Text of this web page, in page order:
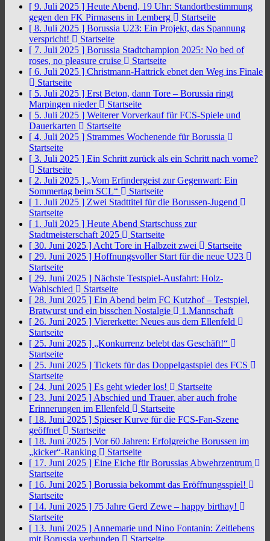
[ 9. Juli 2025 ] Heute Abend, 19 Uhr: Standortbestimmung
gegen den FK Pirmasens in Lemberg
Startseite
[ 8. Juli 2025 ] Borussia U23: Ein Projekt, das Spannung
verspricht!
Startseite
[ 7. Juli 2025 ] Borussia Stadtchampion 2025: No bed of
roses, no pleasure cruise
Startseite
[ 6. Juli 2025 ] Christmann-Hattrick ebnet den Weg ins Finale
Startseite
[ 5. Juli 2025 ] Erst Beton, dann Tore – Borussia ringt
Marpingen nieder
Startseite
[ 5. Juli 2025 ] Weiterer Vorverkauf für FCS-Spiele und
Dauerkarten
Startseite
[ 4. Juli 2025 ] Strammes Wochenende für Borussia
Startseite
[ 3. Juli 2025 ] Ein Schritt zurück als ein Schritt nach vorne?
Startseite
[ 2. Juli 2025 ] „Vom Erfindergeist zur Gegenwart: Ein
Sommertag beim SCL“
Startseite
[ 1. Juli 2025 ] Zwei Stadttitel für die Borussen-Jugend
Startseite
[ 1. Juli 2025 ] Heute Abend Startschuss zur
Stadtmeisterschaft 2025
Startseite
[ 30. Juni 2025 ] Acht Tore in Halbzeit zwei
Startseite
[ 29. Juni 2025 ] Hoffnungsvoller Start für die neue U23
Startseite
[ 29. Juni 2025 ] Nächste Testspiel-Ausfahrt: Holz-
Wahlschied
Startseite
[ 28. Juni 2025 ] Ein Abend beim FC Kutzhof – Testspiel,
Bratwurst und ein bisschen Nostalgie
1.Mannschaft
[ 26. Juni 2025 ] Viererkette: Neues aus dem Ellenfeld
Startseite
[ 25. Juni 2025 ] „Konkurrenz belebt das Geschäft!“
Startseite
[ 25. Juni 2025 ] Tickets für das Doppelgastspiel des FCS
Startseite
[ 24. Juni 2025 ] Es geht wieder los!
Startseite
[ 23. Juni 2025 ] Abschied und Trauer, aber auch frohe
Erinnerungen im Ellenfeld
Startseite
[ 18. Juni 2025 ] Spieser Kurve für die FCS-Fan-Szene
geöffnet
Startseite
[ 18. Juni 2025 ] Vor 60 Jahren: Erfolgreiche Borussen im
„kicker“-Ranking
Startseite
[ 17. Juni 2025 ] Eine Eiche für Borussias Abwehrzentrum
Startseite
[ 16. Juni 2025 ] Borussia bekommt das Eröffnungsspiel!
Startseite
[ 14. Juni 2025 ] 75 Jahre Gerd Zewe – happy birthay!
Startseite
[ 13. Juni 2025 ] Annemarie und Nino Fontanin: Zeitlebens
mit Borussia verbunden
Startseite